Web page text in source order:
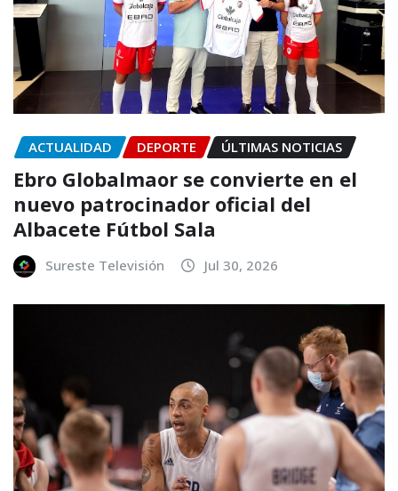
ACTUALIDAD DEPORTE ÚLTIMAS NOTICIAS
Ebro Globalmaor se convierte en el
nuevo patrocinador oficial del
Albacete Fútbol Sala
Sureste Televisión Jul 30, 2026